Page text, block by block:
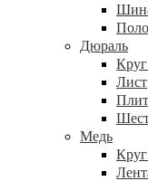
Дюраль
Лист
Медь